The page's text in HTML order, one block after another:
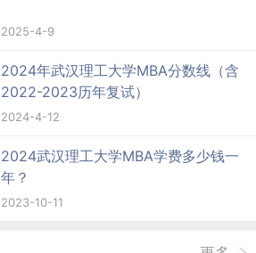
2025-4-9
2024年武汉理工大学MBA分数线（含
2022-2023历年复试）
2024-4-12
2024武汉理工大学MBA学费多少钱一
年？
2023-10-11